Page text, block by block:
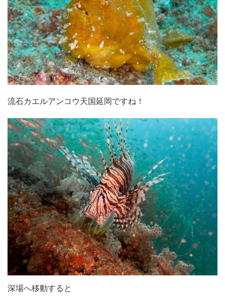
流石カエルアンコウ天国延岡ですね！
深場へ移動すると